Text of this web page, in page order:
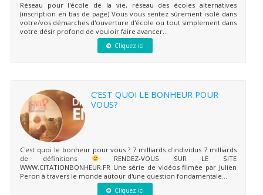
Réseau pour l'école de la vie, réseau des écoles alternatives
(inscription en bas de page) Vous vous sentez sûrement isolé dans
votre/vos démarches d'ouverture d'école ou tout simplement dans
votre désir profond de vouloir faire avancer...
Cliquez ici
C’EST QUOI LE BONHEUR POUR
VOUS?
C'est quoi le bonheur pour vous ? 7 milliards d'individus 7 milliards
de définitions
RENDEZ-VOUS SUR LE SITE
WWW.CITATIONBONHEUR.FR Une série de vidéos filmée par Julien
Peron à travers le monde autour d'une question fondamentale...
Cliquez ici